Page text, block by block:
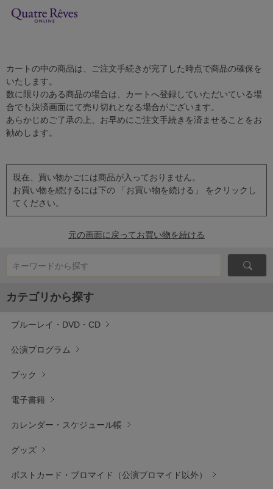
カートの中の商品は、ご注文手続きが完了した時点で商品の確保を
いたします。
数に限りのある商品の場合は、カートへ登録していただいている場
合でも決済画面にて売り切れとなる場合がございます。
あらかじめご了承の上、お早めにご注文手続きを済ませることをお
勧めします。
現在、買い物かごには商品が入っておりません。
お買い物を続けるには下の 「お買い物を続ける」 をクリックし
てください。
元の画面に戻ってお買い物を続ける
キーワードから探す
カテゴリから探す
ブルーレイ・DVD・CD
公演プログラム
ブック
電子書籍
カレンダー・スケジュール帳
グッズ
ポストカード・ブロマイド（公演ブロマイド以外）